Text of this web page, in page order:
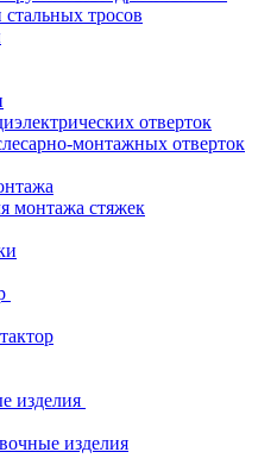
стальных тросов
отверток
монтажных отверток
монтажа стяжек
изделия
изделия